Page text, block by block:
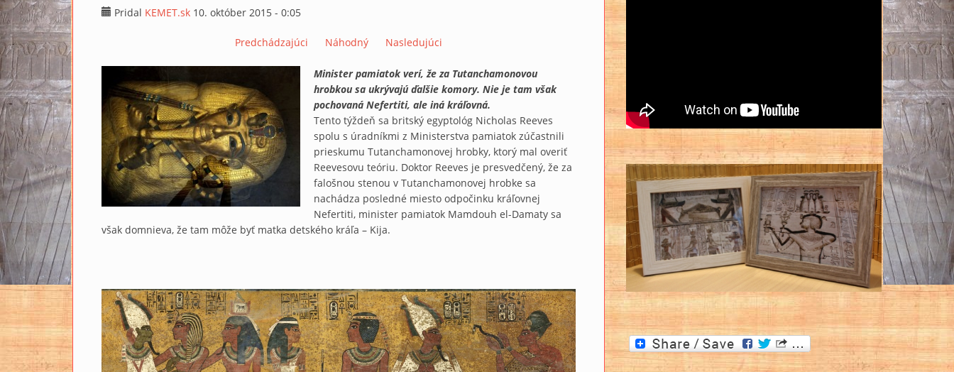
Pridal KEMET.sk 10. október 2015 - 0:05
Predchádzajúci Náhodný Nasledujúci
Minister pamiatok verí, že za Tutanchamonovou
hrobkou sa ukrývajú ďalšie komory. Nie je tam však
pochovaná Nefertiti, ale iná kráľovná.
Tento týždeň sa britský egyptológ Nicholas Reeves
spolu s úradníkmi z Ministerstva pamiatok zúčastnili
prieskumu Tutanchamonovej hrobky, ktorý mal overiť
Reevesovu teóriu. Doktor Reeves je presvedčený, že za
falošnou stenou v Tutanchamonovej hrobke sa
nachádza posledné miesto odpočinku kráľovnej
Nefertiti, minister pamiatok Mamdouh el-Damaty sa
však domnieva, že tam môže byť matka detského kráľa – Kija.